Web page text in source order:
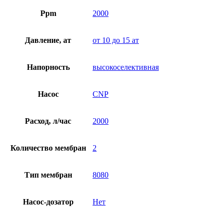
Ppm 2000
Давление, ат от 10 до 15 ат
Напорность высокоселективная
Насос CNP
Расход, л/час 2000
Количество мембран 2
Тип мембран 8080
Насос-дозатор Нет